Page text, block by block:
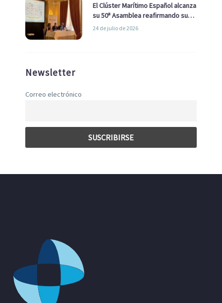
El Clúster Marítimo Español alcanza
su 50ª Asamblea reafirmando su
liderazgo en la Economía Azul
24 de julio de 2026
Newsletter
Correo electrónico